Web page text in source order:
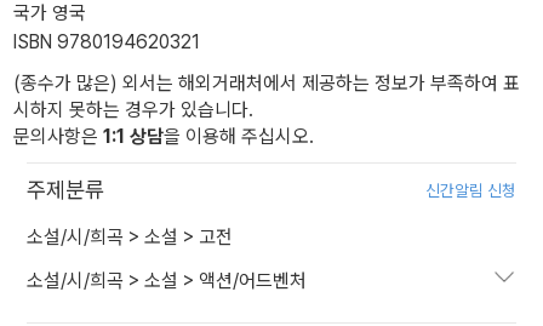
국가 영국
ISBN 9780194620321
(종수가 많은) 외서는 해외거래처에서 제공하는 정보가 부족하여 표
시하지 못하는 경우가 있습니다.
문의사항은 1:1 상담을 이용해 주십시오.
주제분류 신간알림 신청
소설/시/희곡 > 소설 > 고전
소설/시/희곡 > 소설 > 액션/어드벤처